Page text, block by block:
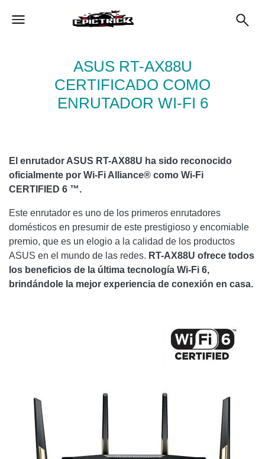
ASUS RT-AX88U
CERTIFICADO COMO
ENRUTADOR WI-FI 6
El enrutador ASUS RT-AX88U ha sido reconocido
oficialmente por Wi-Fi Alliance® como Wi-Fi
CERTIFIED 6 ™.
Este enrutador es uno de los primeros enrutadores
domésticos en presumir de este prestigioso y encomiable
premio, que es un elogio a la calidad de los productos
ASUS en el mundo de las redes. RT-AX88U ofrece todos
los beneficios de la última tecnología Wi-Fi 6,
brindándole la mejor experiencia de conexión en casa.